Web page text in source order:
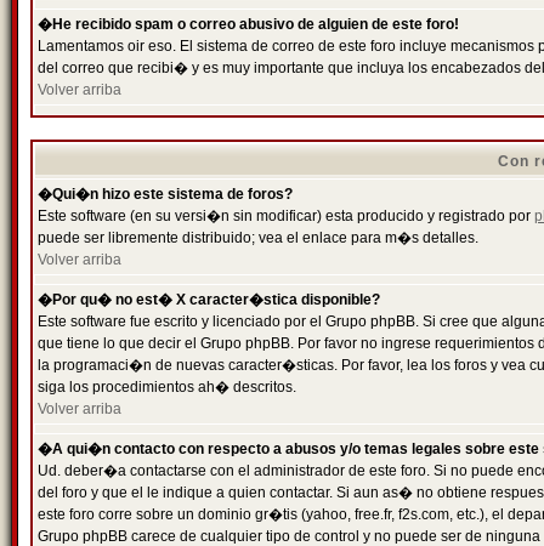
�He recibido spam o correo abusivo de alguien de este foro!
Lamentamos oir eso. El sistema de correo de este foro incluye
del correo que recibi� y es muy importante que incluya los encabezados
Volver arriba
Con
�Qui�n hizo este sistema de foros?
Este software (en su versi�n sin modificar) esta producido y registrado por
puede ser libremente distribuido; vea el enlace para m�s detalles.
Volver arriba
�Por qu� no est� X caracter�stica disponible?
Este software fue escrito y licenciado por el Grupo phpBB. Si cree que
que tiene lo que decir el Grupo phpBB. Por favor no ingrese
la programaci�n de nuevas caracter�sticas. Por favor, lea los foros y vea
siga los procedimientos ah� descritos.
Volver arriba
�A qui�n contacto con respecto a abusos y/o temas legales sobre este
Ud. deber�a contactarse con el administrador de este foro. Si no puede
del foro y que el le indique a quien contactar. Si aun as� no obtiene
este foro corre sobre un dominio gr�tis (yahoo, free.fr, f2s.com, etc.), el
Grupo phpBB carece de cualquier tipo de control y no puede ser de